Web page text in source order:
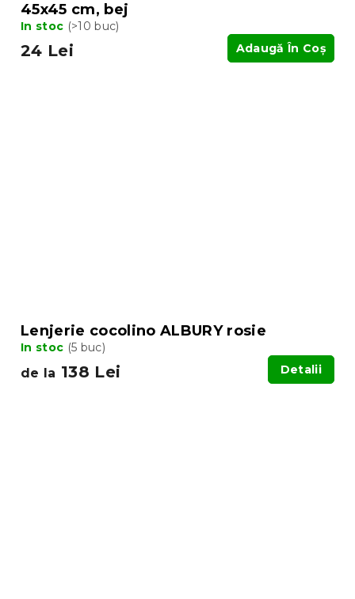
45x45 cm, bej
In stoc (>10 buc)
24 Lei Adaugă În Coş
Lenjerie cocolino ALBURY rosie
In stoc (5 buc)
de la 138 Lei Detalii